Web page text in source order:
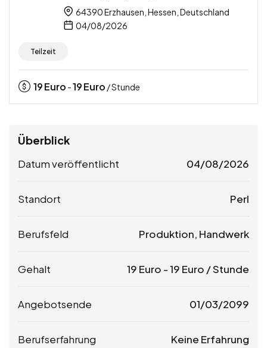
64390 Erzhausen, Hessen, Deutschland
04/08/2026
Teilzeit
19Euro -19Euro / Stunde
Überblick
Datum veröffentlicht 04/08/2026
Standort Perl
Berufsfeld Produktion, Handwerk
Gehalt 19 Euro -19 Euro / Stunde
Angebotsende 01/03/2099
Berufserfahrung Keine Erfahrung